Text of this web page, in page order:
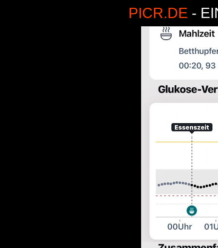
PICR.DE -